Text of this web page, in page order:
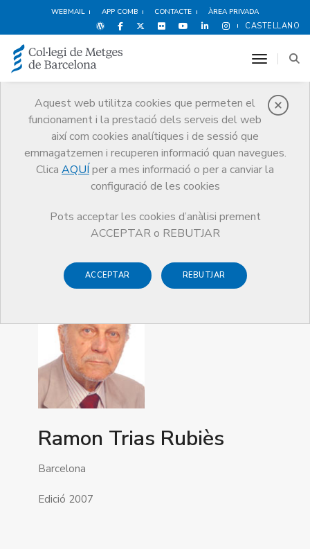
WEBMAIL APP COMB CONTACTE ÀREA PRIVADA
CASTELLANO
Aquest web utilitza cookies que permeten el
funcionament i la prestació dels serveis del web
així com cookies analítiques i de sessió que
emmagatzemen i recuperen informació quan navegues.
Clica AQUÍ per a mes informació o per a canviar la
configuració de les cookies
Pots acceptar les cookies d’anàlisi prement
ACCEPTAR o REBUTJAR
ACCEPTAR REBUTJAR
toggle
Premis
Premis Guardonat Edició 2007
Guardonat Edició 2007
Ramon Trias Rubiès
Barcelona
Edició 2007